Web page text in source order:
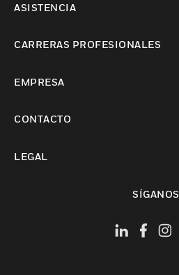
ASISTENCIA
CARRERAS PROFESIONALES
EMPRESA
CONTACTO
LEGAL
SÍGANOS